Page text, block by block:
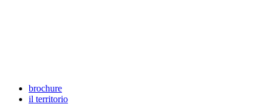
brochure
il territorio